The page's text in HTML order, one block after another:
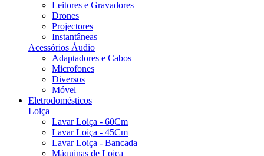
Leitores e Gravadores
Drones
Projectores
Instantâneas
Acessórios Áudio
Adaptadores e Cabos
Microfones
Diversos
Móvel
Eletrodomésticos
Loiça
Lavar Loiça - 60Cm
Lavar Loiça - 45Cm
Lavar Loiça - Bancada
Máquinas de Loiça